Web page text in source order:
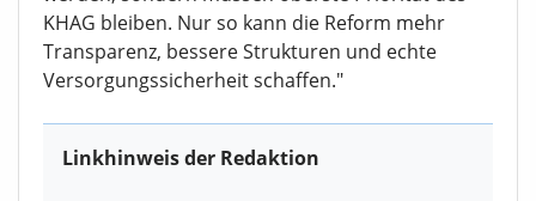
KHAG bleiben. Nur so kann die Reform mehr
Transparenz, bessere Strukturen und echte
Versorgungssicherheit schaffen."
Linkhinweis der Redaktion